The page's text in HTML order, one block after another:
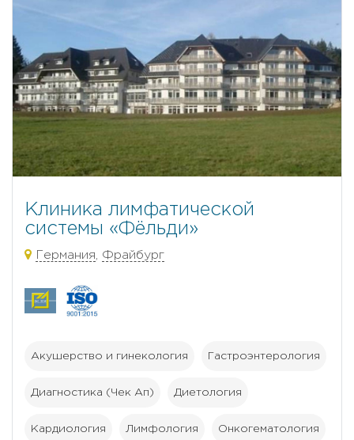
Клиника лимфатической
системы «Фёльди»
Германия, Фрайбург
Акушерство и гинекология Гастроэнтерология
Диагностика (Чек Ап) Диетология
Кардиология Лимфология Онкогематология